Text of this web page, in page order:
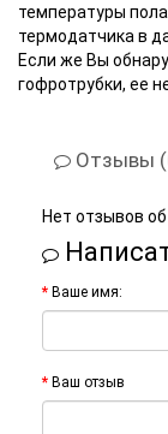
температуры
термодатчика в
Если же Вы
гофротрубки, ее
Отзывы
Нет отзывов
Ваше имя:
Ваш отзыв